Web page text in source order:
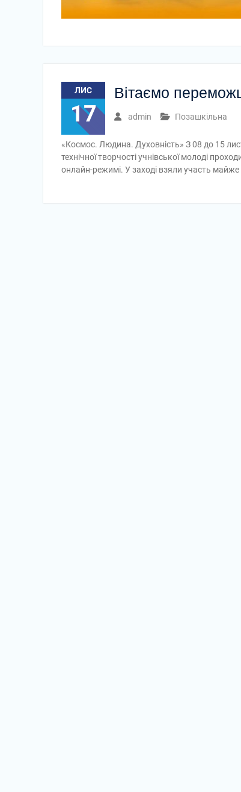
ЛИС
17
Вітаємо
admin Позашкільна
«Космос. Людина. Духовність» З 08 до 15
технічної творчості учнівської молоді
онлайн-режимі. У заході взяли участь майже